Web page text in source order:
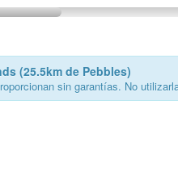
(25.5km de Pebbles)
sin garantías. No